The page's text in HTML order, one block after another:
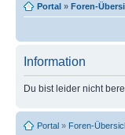
Portal » Foren-
Information
Du bist leider nicht
Portal » Foren-